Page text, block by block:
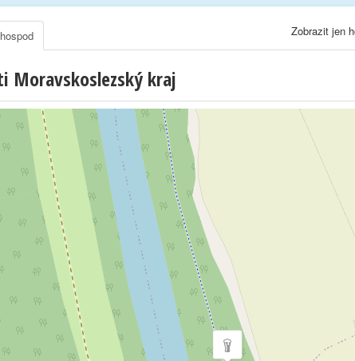
Zobrazit jen
Moravskoslezský kraj